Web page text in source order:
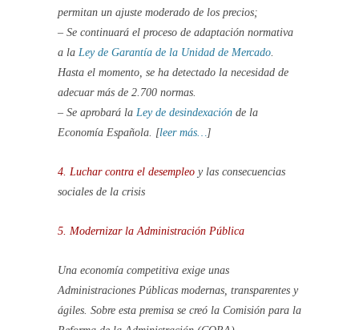
permitan un ajuste moderado de los precios;
– Se continuará el proceso de adaptación normativa
a la Ley de Garantía de la Unidad de Mercado.
Hasta el momento, se ha detectado la necesidad de
adecuar más de 2.700 normas.
– Se aprobará la Ley de desindexación de la
Economía Española. [leer más…]
4. Luchar contra el desempleo y las consecuencias
sociales de la crisis
5. Modernizar la Administración Pública
Una economía competitiva exige unas
Administraciones Públicas modernas, transparentes y
ágiles. Sobre esta premisa se creó la Comisión para la